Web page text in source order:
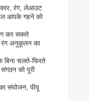
रंग, लेआउट
आपके गहने को
कर सकते
रंग अनुकूलन का
बिना चलते-फिरते
को पूरी
संयोजन, पीयू